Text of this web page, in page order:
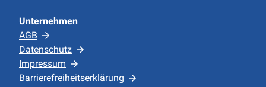
Unternehmen
AGB
Datenschutz
Impressum
Barrierefreiheitserklärung